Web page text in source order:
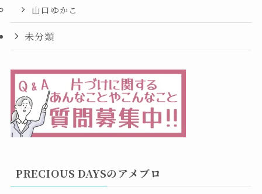
山口ゆかこ
未分類
PRECIOUS DAYSのアメブロ